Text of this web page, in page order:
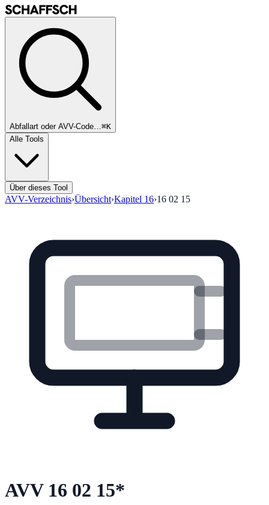
Abfallart oder AVV-Code…⌘K
Alle Tools
Über dieses Tool
AVV-Verzeichnis›Übersicht›Kapitel 16›16 02 15
AVV 16 02 15*